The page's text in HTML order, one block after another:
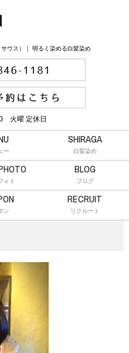
ウス）｜ 明るく染める白髪染め
火曜 定休日
ー
SHIRAGA
白髪染め
ォト
BLOG
ブログ
ン
RECRUIT
リクルート